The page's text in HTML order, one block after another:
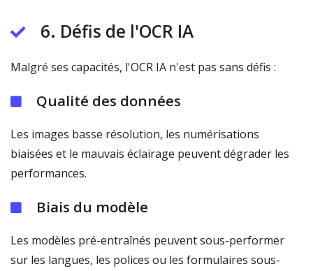
6. Défis de l'OCR IA
Malgré ses capacités, l'OCR IA n'est pas sans défis :
Qualité des données
Les images basse résolution, les numérisations
biaisées et le mauvais éclairage peuvent dégrader les
performances.
Biais du modèle
Les modèles pré-entraînés peuvent sous-performer
sur les langues, les polices ou les formulaires sous-